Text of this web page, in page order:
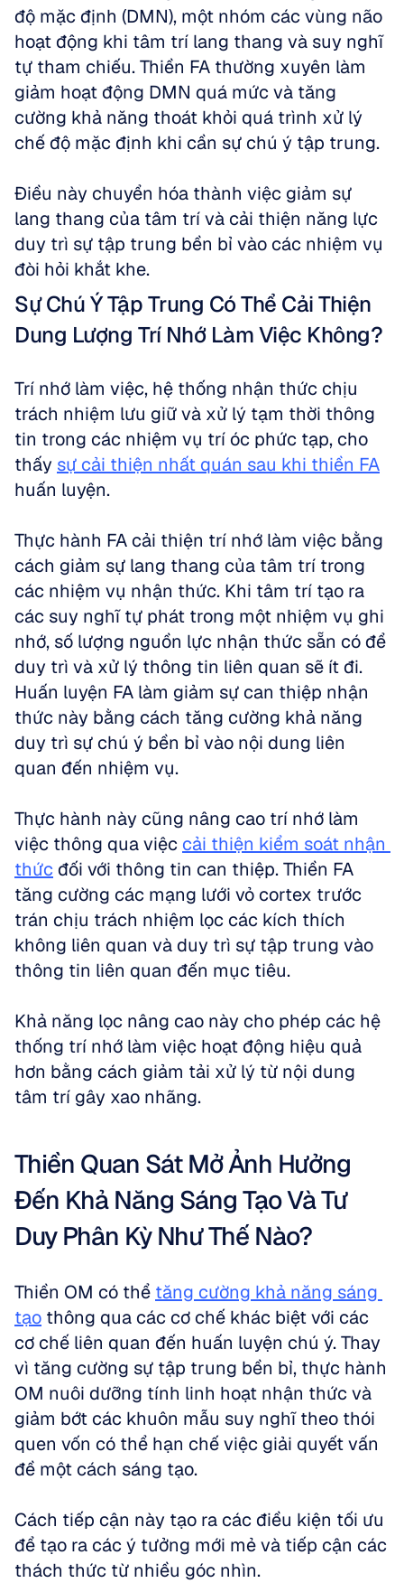
độ mặc định (DMN), một nhóm các vùng não
hoạt động khi tâm trí lang thang và suy nghĩ
tự tham chiếu. Thiền FA thường xuyên làm
giảm hoạt động DMN quá mức và tăng
cường khả năng thoát khỏi quá trình xử lý
chế độ mặc định khi cần sự chú ý tập trung.
Điều này chuyển hóa thành việc giảm sự
lang thang của tâm trí và cải thiện năng lực
duy trì sự tập trung bền bỉ vào các nhiệm vụ
đòi hỏi khắt khe.
Sự Chú Ý Tập Trung Có Thể Cải Thiện
Dung Lượng Trí Nhớ Làm Việc Không?
Trí nhớ làm việc, hệ thống nhận thức chịu
trách nhiệm lưu giữ và xử lý tạm thời thông
tin trong các nhiệm vụ trí óc phức tạp, cho
thấy sự cải thiện nhất quán sau khi thiền FA
huấn luyện.
Thực hành FA cải thiện trí nhớ làm việc bằng
cách giảm sự lang thang của tâm trí trong
các nhiệm vụ nhận thức. Khi tâm trí tạo ra
các suy nghĩ tự phát trong một nhiệm vụ ghi
nhớ, số lượng nguồn lực nhận thức sẵn có để
duy trì và xử lý thông tin liên quan sẽ ít đi.
Huấn luyện FA làm giảm sự can thiệp nhận
thức này bằng cách tăng cường khả năng
duy trì sự chú ý bền bỉ vào nội dung liên
quan đến nhiệm vụ.
Thực hành này cũng nâng cao trí nhớ làm
việc thông qua việc cải thiện kiểm soát nhận
thức đối với thông tin can thiệp. Thiền FA
tăng cường các mạng lưới vỏ cortex trước
trán chịu trách nhiệm lọc các kích thích
không liên quan và duy trì sự tập trung vào
thông tin liên quan đến mục tiêu.
Khả năng lọc nâng cao này cho phép các hệ
thống trí nhớ làm việc hoạt động hiệu quả
hơn bằng cách giảm tải xử lý từ nội dung
tâm trí gây xao nhãng.
Thiền Quan Sát Mở Ảnh Hưởng
Đến Khả Năng Sáng Tạo Và Tư
Duy Phân Kỳ Như Thế Nào?
Thiền OM có thể tăng cường khả năng sáng
tạo thông qua các cơ chế khác biệt với các
cơ chế liên quan đến huấn luyện chú ý. Thay
vì tăng cường sự tập trung bền bỉ, thực hành
OM nuôi dưỡng tính linh hoạt nhận thức và
giảm bớt các khuôn mẫu suy nghĩ theo thói
quen vốn có thể hạn chế việc giải quyết vấn
đề một cách sáng tạo.
Cách tiếp cận này tạo ra các điều kiện tối ưu
để tạo ra các ý tưởng mới mẻ và tiếp cận các
thách thức từ nhiều góc nhìn.